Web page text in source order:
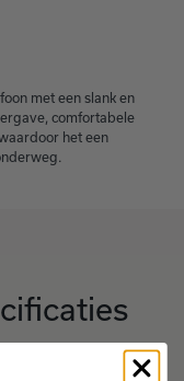
met een slank en
comfortabele
het een